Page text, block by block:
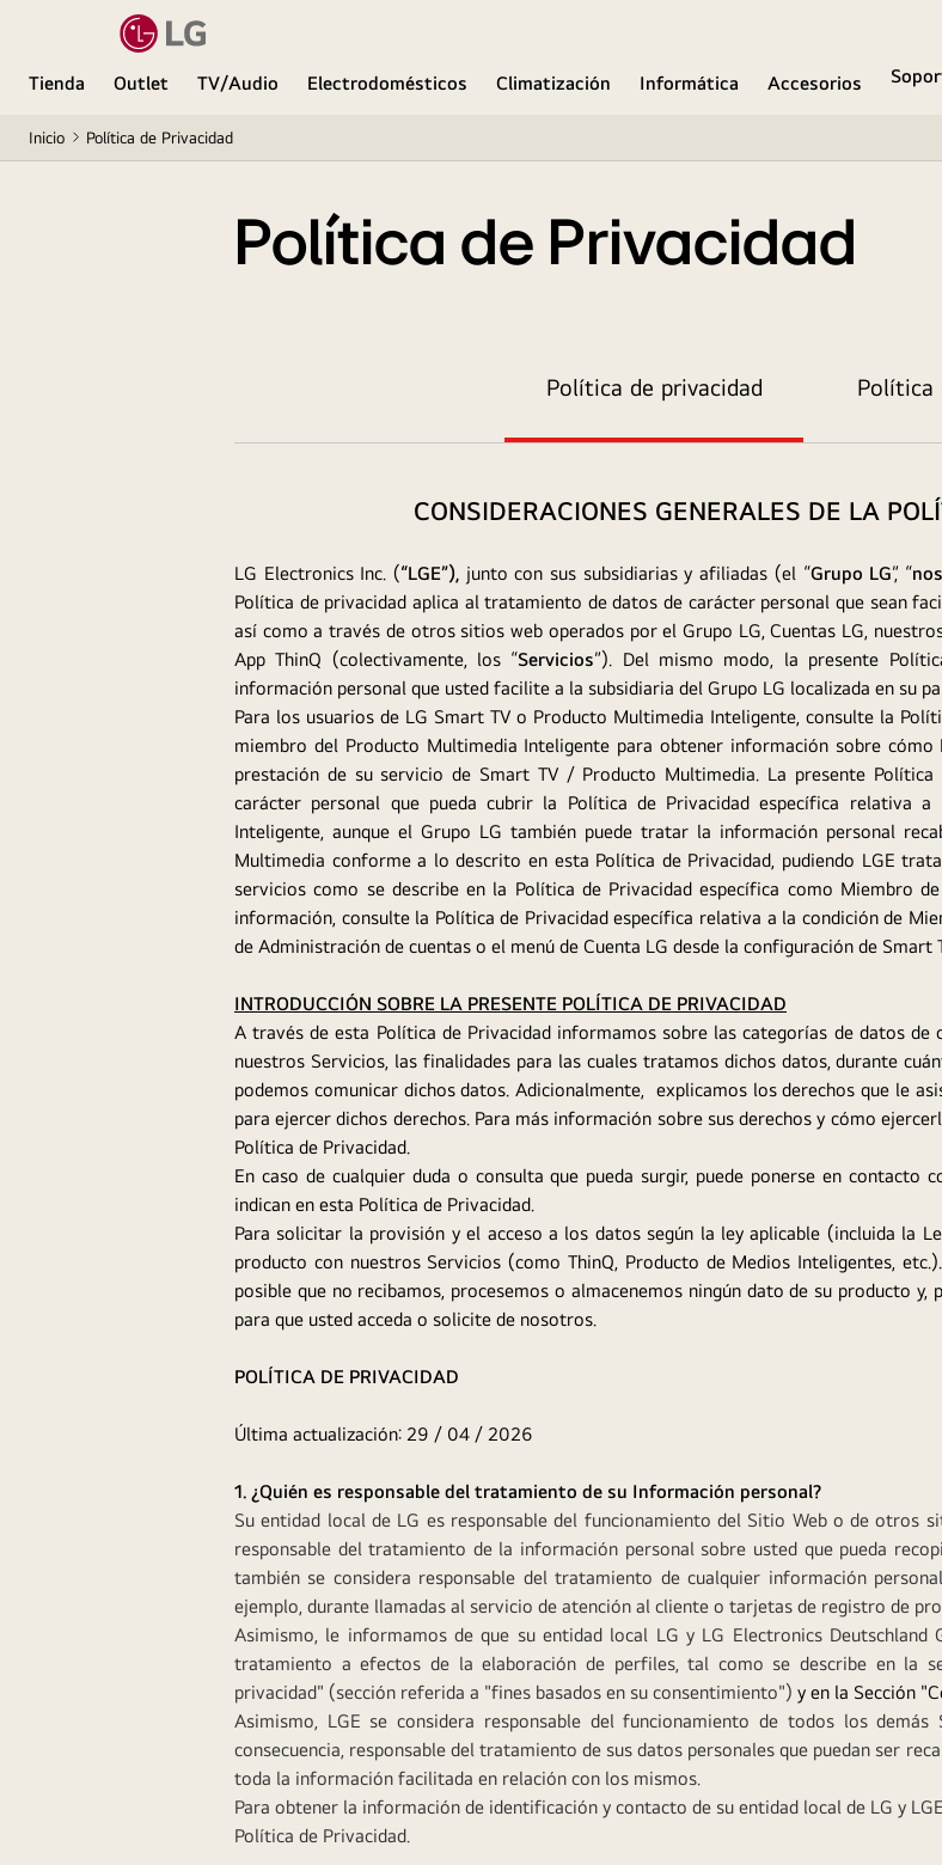
Tienda Outlet TV/Audio Electrodomésticos Climatización Informática Accesorios
Inicio Política de Privacidad
Política de Privacidad
Política de privacidad Política
CONSIDERACIONES GENERALES DE LA
LG Electronics Inc. (“LGE”), junto con sus subsidiarias y afiliadas (el “Grupo LG”, “
Política de privacidad aplica al tratamiento de datos de carácter personal que sean
así como a través de otros sitios web operados por el Grupo LG, Cuentas LG,
App ThinQ (colectivamente, los “Servicios”). Del mismo modo, la presente
información personal que usted facilite a la subsidiaria del Grupo LG localizada en su
Para los usuarios de LG Smart TV o Producto Multimedia Inteligente, consulte la
miembro del Producto Multimedia Inteligente para obtener información sobre
prestación de su servicio de Smart TV / Producto Multimedia. La presente
carácter personal que pueda cubrir la Política de Privacidad específica relativa
Inteligente, aunque el Grupo LG también puede tratar la información personal
Multimedia conforme a lo descrito en esta Política de Privacidad, pudiendo LGE
servicios como se describe en la Política de Privacidad específica como Miembro
información, consulte la Política de Privacidad específica relativa a la condición de
de Administración de cuentas o el menú de Cuenta LG desde la configuración de
INTRODUCCIÓN SOBRE LA PRESENTE POLÍTICA DE PRIVACIDAD
A través de esta Política de Privacidad informamos sobre las categorías de datos
nuestros Servicios, las finalidades para las cuales tratamos dichos datos, durante
podemos comunicar dichos datos. Adicionalmente, explicamos los derechos que le
para ejercer dichos derechos. Para más información sobre sus derechos y cómo
Política de Privacidad.
En caso de cualquier duda o consulta que pueda surgir, puede ponerse en
indican en esta Política de Privacidad.
Para solicitar la provisión y el acceso a los datos según la ley aplicable (incluida la
producto con nuestros Servicios (como ThinQ, Producto de Medios Inteligentes,
posible que no recibamos, procesemos o almacenemos ningún dato de su producto
para que usted acceda o solicite de nosotros.
POLÍTICA DE PRIVACIDAD
Última actualización: 29 / 04 / 2026
1. ¿Quién es responsable del tratamiento de su Información personal?
Su entidad local de LG es responsable del funcionamiento del Sitio Web o de otros
responsable del tratamiento de la información personal sobre usted que pueda
también se considera responsable del tratamiento de cualquier información
ejemplo, durante llamadas al servicio de atención al cliente o tarjetas de registro de
Asimismo, le informamos de que su entidad local LG y LG Electronics Deutschland
tratamiento a efectos de la elaboración de perfiles, tal como se describe en la
privacidad" (sección referida a "fines basados en su consentimiento") y en la Sección
Asimismo, LGE se considera responsable del funcionamiento de todos los
consecuencia, responsable del tratamiento de sus datos personales que puedan ser
toda la información facilitada en relación con los mismos.
Para obtener la información de identificación y contacto de su entidad local de LG y
Política de Privacidad.